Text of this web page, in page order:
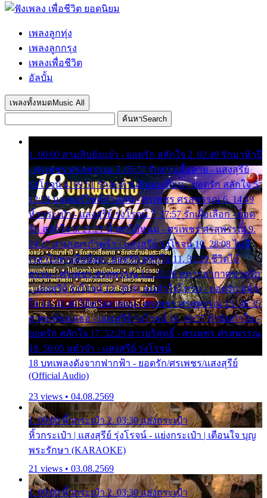
เพลงลูกทุ่ง
เพลงลูกกรุง
เพลงเพื่อชีวิต
อัลบั้ม
เพลงทั้งหมด Music All
ค้นหาSearch
1. 00:00 สามสิบยังแจ๋ว - ยอดรัก สลักใจ 2. 02:49 รักมาห้าปี
- ศรเพชร ศรสุพรรณ 3. 05:57 รักสาวเสื้อลาย - แสงสุรีย์
รุ่งโรจน์ 4. 09:51 รักสะท้านดินสะเทือน - ยอดรัก สลักใจ 5.
12:23 มอเตอร์ไซค์ทำหล่น - ศรเพชร ศรสุพรรณ 6. 14:49
หิ้วกระเป๋า - แสงสุรีย์ รุ่งโรจน์ 7. 17:57 รักเผื่อเลือก - ยอด
รัก สลักใจ 8. 21:21 น้ำตาไอ้หนุ่ม - ศรเพชร ศรสุพรรณ 9.
24:27 สามเณรกำพร้า - แสงสุรีย์ รุ่งโรจน์ 10. 28:08 ไม่มี
เวลาไปหาเมียน้อย - ยอดรัก สลักใจ 11. 31:29 ชีวิตไอ้
ธรรม - ศรเพชร ศรสุพรรณ 12. 35:26 ทหารอากาศขาดรัก
- แสงสุรีย์ รุ่งโรจน์ 13. 39:01 คนหัวใจโทรม - ยอดรัก สลัก
ใจ 14. 42:49 ไอ้หวังตายแน่ - ศรเพชร ศรสุพรรณ 15. 46:35
ธาตุแท้ของเธอ - แสงสุรีย์ รุ่งโรจน์ 16. 49:57 กำนันกำใน -
ยอดรัก สลักใจ 17. 52:29 สาวบริสุทธิ์ - ศรเพชร ศรสุพรรณ
18. 56:05 แต๋วจ๋า - แสงสุรีย์ รุ่งโรจน์
18 บทเพลงดังจากฟากฟ้า - ยอดรัก/ศรเพชร/แสงสุรีย์
(Official Audio)
23 views • 04.08.2569
1. 00:00 หิ้วกระเป๋า 2. 03:30 แย่งกระเป๋า
หิ้วกระเป๋า | แสงสุรีย์ รุ่งโรจน์ - แย่งกระเป๋า | เตือนใจ บุญ
พระรักษา (KARAOKE)
21 views • 03.08.2569
1. 00:00 หิ้วกระเป๋า 2. 03:30 แย่งกระเป๋า